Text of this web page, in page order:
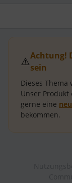
⚠️Achtung!
sein
Dieses
Unser
gerne eine
bekommen.